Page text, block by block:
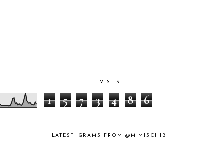
VISITS
1 5 7 3 4 8 6
LATEST 'GRAMS FROM @MIMISCHIBI